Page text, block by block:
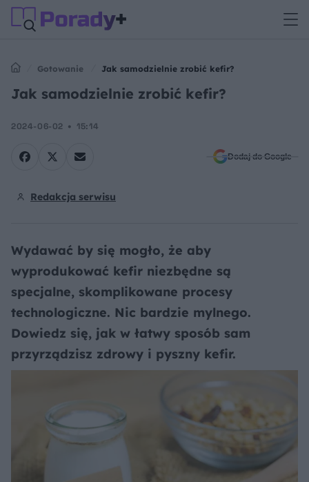
Gotowanie Jak samodzielnie zrobić kefir?
Jak samodzielnie zrobić kefir?
2024-06-02 15:14
Dodaj do Google
Redakcja serwisu
Wydawać by się mogło, że aby
wyprodukować kefir niezbędne są
specjalne, skomplikowane procesy
technologiczne. Nic bardzie mylnego.
Dowiedz się, jak w łatwy sposób sam
przyrządzisz zdrowy i pyszny kefir.